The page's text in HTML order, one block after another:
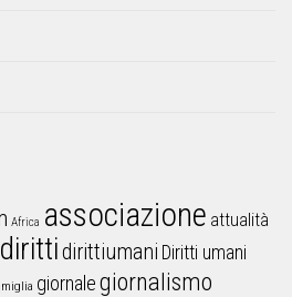
Africa associazione attualità
dirittidirittiumani Diritti umani
giornalegiornalismo